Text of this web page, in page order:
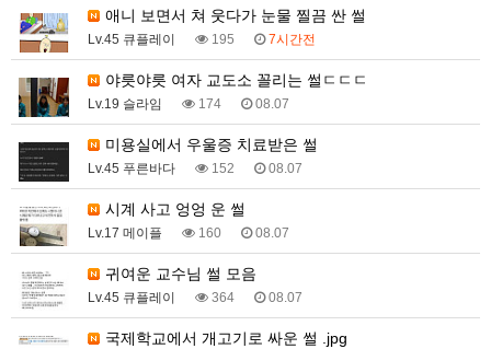
애니 보면서 쳐 웃다가 눈물 찔끔 싼 썰
Lv.45 큐플레이 195 7시간전
야릇야릇 여자 교도소 꼴리는 썰ㄷㄷㄷ
Lv.19 슬라임 174 08.07
미용실에서 우울증 치료받은 썰
Lv.45 푸른바다 152 08.07
시계 사고 엉엉 운 썰
Lv.17 메이플 160 08.07
귀여운 교수님 썰 모음
Lv.45 큐플레이 364 08.07
국제학교에서 개고기로 싸운 썰 .jpg